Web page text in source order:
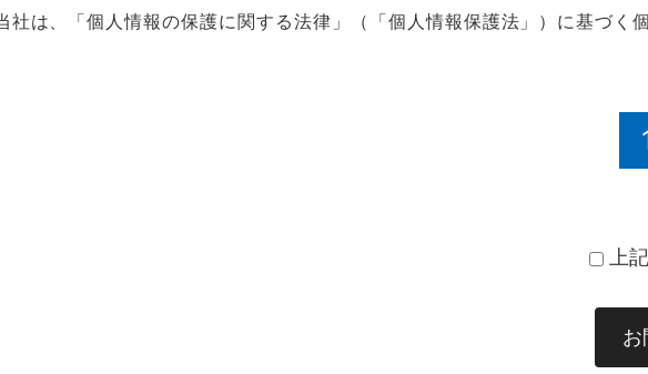
社は、「個人情報の保護に関する法律」（「個人情報保護法」）に基づ
上